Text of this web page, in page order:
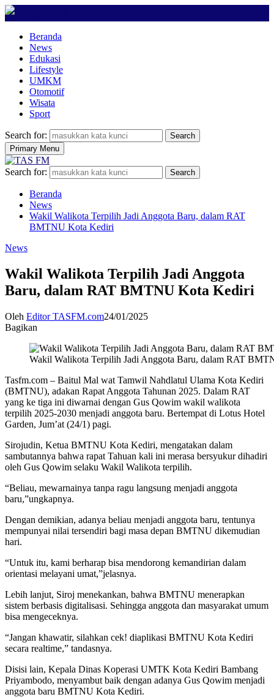
Beranda
News
Edukasi
Lifestyle
UMKM
Otomotif
Wisata
Sport
Search for:
Search
Primary Menu
Search for: Search
Beranda
News
Wakil Walikota Terpilih Jadi Anggota Baru, dalam RAT
BMTNU Kota Kediri
News
Wakil Walikota Terpilih Jadi Anggota
Baru, dalam RAT BMTNU Kota Kediri
Oleh Editor TASFM.com24/01/2025
Bagikan
Wakil Walikota Terpilih Jadi Anggota Baru, dalam RAT
Tasfm.com – Baitul Mal wat Tamwil Nahdlatul Ulama Kota Kediri
(BMTNU), adakan Rapat Anggota Tahunan 2025. Dalam RAT
yang ke tiga ini diwarnai dengan Gus Qowim wakil walikota
terpilih 2025-2030 menjadi anggota baru. Bertempat di Lotus Hotel
Garden, Jum’at (24/1) pagi.
Sirojudin, Ketua BMTNU Kota Kediri, mengatakan dalam
sambutannya bahwa rapat Tahuan kali ini merasa bersyukur dihadiri
oleh Gus Qowim selaku Wakil Walikota terpilih.
“Beliau, mewarnainya tanpa ragu langsung menjadi anggota
baru,”ungkapnya.
Dengan demikian, adanya beliau menjadi anggota baru, tentunya
mempunyai nilai tersendiri bagi masa depan BMTNU dikemudian
hari.
“Untuk itu, kami berharap bisa mendorong kemandirian dalam
orientasi melayani umat,”jelasnya.
Lebih lanjut, Siroj menekankan, bahwa BMTNU menerapkan
sistem berbasis digitalisasi. Sehingga anggota dan masyarakat umum
bisa mengeceknya.
“Jangan khawatir, silahkan cek! diaplikasi BMTNU Kota Kediri
secara realtime,” tandasnya.
Disisi lain, Kepala Dinas Koperasi UMTK Kota Kediri Bambang
Priyambodo, menyambut baik dengan adanya Gus Qowim menjadi
anggota baru BMTNU Kota Kediri.